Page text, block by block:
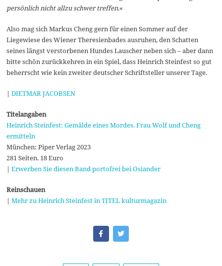
persönlich nicht allzu schwer treffen.«
Also mag sich Markus Cheng gern für einen Sommer auf der
Liegewiese des Wiener Theresienbades ausruhen, den Schatten
seines längst verstorbenen Hundes Lauscher neben sich – aber dann
bitte schön zurückkehren in ein Spiel, dass Heinrich Steinfest so gut
beherrscht wie kein zweiter deutscher Schriftsteller unserer Tage.
|DIETMAR JACOBSEN
Titelangaben
Heinrich Steinfest: Gemälde eines Mordes. Frau Wolf und Cheng
ermitteln
München: Piper Verlag 2023
281 Seiten. 18 Euro
|Erwerben Sie diesen Band portofrei bei Osiander
Reinschauen
|Mehr zu Heinrich Steinfest in TITEL kulturmagazin